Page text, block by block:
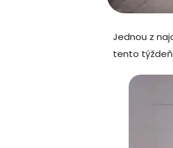
Jednou z
tento týždeň